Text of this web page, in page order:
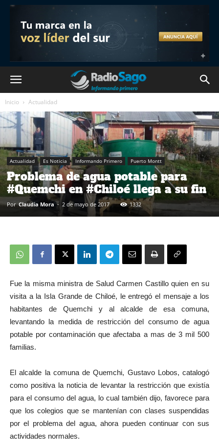
Inicio Actualidad
Actualidad Es Noticia Informando Primero Puerto Montt
Problema de agua potable para
#Quemchi en #Chiloé llega a su fin
Por Claudia Mora - 2 de mayo de 2017 1332
Fue la misma ministra de Salud Carmen Castillo quien en su
visita a la Isla Grande de Chiloé, le entregó el mensaje a los
habitantes de Quemchi y al alcalde de esa comuna,
levantando la medida de restricción del consumo de agua
potable por contaminación que afectaba a mas de 3 mil 500
familias.
El alcalde la comuna de Quemchi, Gustavo Lobos, catalogó
como positiva la noticia de levantar la restricción que existía
para el consumo del agua, lo cual también dijo, favorece para
que los colegios que se mantenían con clases suspendidas
por el problema del agua, ahora pueden continuar con sus
actividades normales.